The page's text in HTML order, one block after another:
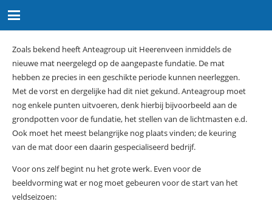
Zoals bekend heeft Anteagroup uit Heerenveen inmiddels de
nieuwe mat neergelegd op de aangepaste fundatie. De mat
hebben ze precies in een geschikte periode kunnen neerleggen.
Met de vorst en dergelijke had dit niet gekund. Anteagroup moet
nog enkele punten uitvoeren, denk hierbij bijvoorbeeld aan de
grondpotten voor de fundatie, het stellen van de lichtmasten e.d.
Ook moet het meest belangrijke nog plaats vinden; de keuring
van de mat door een daarin gespecialiseerd bedrijf.
Voor ons zelf begint nu het grote werk. Even voor de
beeldvorming wat er nog moet gebeuren voor de start van het
veldseizoen: